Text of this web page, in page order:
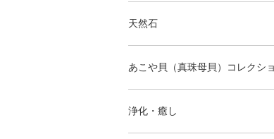
天然石
あこや貝（真珠母貝）コレクシ
浄化・癒し